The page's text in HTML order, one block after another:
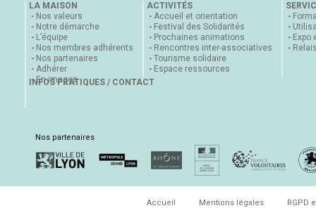
LA MAISON
Nos valeurs
Notre démarche
L’équipe
Nos membres adhérents
Nos partenaires
Adhérer
En images
ACTIVITÉS
Accueil et orientation
Festival des Solidarités
Prochaines animations
Rencontres inter-associatives
Tourisme solidaire
Espace ressources
Expo
INFOS PRATIQUES / CONTACT
Nos partenaires
Accueil Mentions légales RGPD